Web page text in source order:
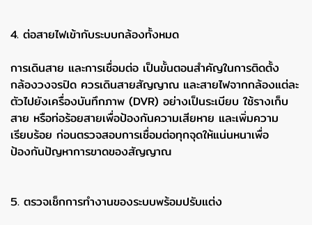
4. ต่อสายไฟเข้ากับระบบกล้องทั้งหมด
การเดินสาย และการเชื่อมต่อ เป็นขั้นตอนสำคัญในการติดตั้ง
กล้องวงจรปิด ควรเดินสายสัญญาณ และสายไฟจากกล้องแต่ละ
ตัวไปยังเครื่องบันทึกภาพ (DVR) อย่างเป็นระเบียบ ใช้รางเก็บ
สาย หรือท่อร้อยสายเพื่อป้องกันความเสียหาย และเพิ่มความ
เรียบร้อย ก่อนตรวจสอบการเชื่อมต่อทุกจุดให้แน่นหนาเพื่อ
ป้องกันปัญหาการขาดของสัญญาณ
5. ตรวจเช็กการทำงานของระบบพร้อมปรับแต่ง